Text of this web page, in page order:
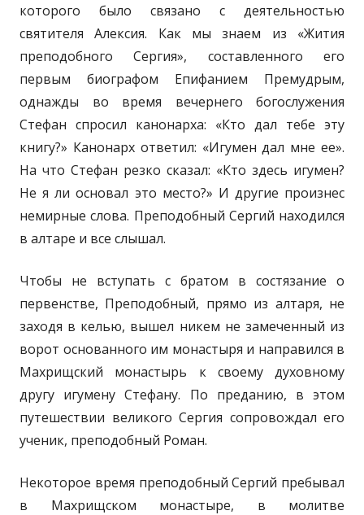
которого было связано с деятельностью
святителя Алексия. Как мы знаем из «Жития
преподобного Сергия», составленного его
первым биографом Епифанием Премудрым,
однажды во время вечернего богослужения
Стефан спросил канонарха: «Кто дал тебе эту
книгу?» Канонарх ответил: «Игумен дал мне ее».
На что Стефан резко сказал: «Кто здесь игумен?
Не я ли основал это место?» И другие произнес
немирные слова. Преподобный Сергий находился
в алтаре и все слышал.
Чтобы не вступать с братом в состязание о
первенстве, Преподобный, прямо из алтаря, не
заходя в келью, вышел никем не замеченный из
ворот основанного им монастыря и направился в
Махрищский монастырь к своему духовному
другу игумену Стефану. По преданию, в этом
путешествии великого Сергия сопровождал его
ученик, преподобный Роман.
Некоторое время преподобный Сергий пребывал
в Махрищском монастыре, в молитве